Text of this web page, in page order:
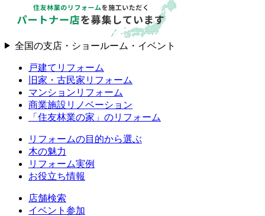
全国の支店・ショールーム・イベント
戸建てリフォーム
旧家・古民家リフォーム
マンションリフォーム
商業施設リノベーション
「住友林業の家」のリフォーム
リフォームの目的から選ぶ
木の魅力
リフォーム実例
お役立ち情報
店舗検索
イベント参加